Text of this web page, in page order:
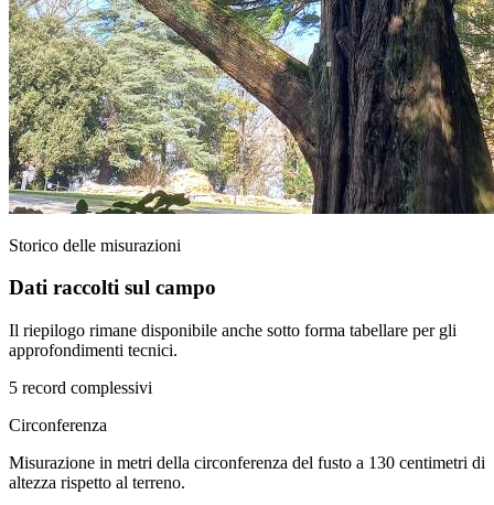
Storico delle misurazioni
Dati raccolti sul campo
Il riepilogo rimane disponibile anche sotto forma tabellare per gli
approfondimenti tecnici.
5 record complessivi
Circonferenza
Misurazione in metri della circonferenza del fusto a 130 centimetri di
altezza rispetto al terreno.